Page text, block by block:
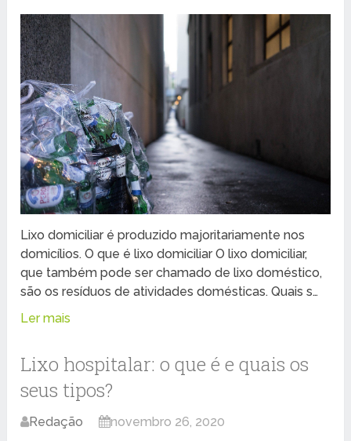
Lixo domiciliar é produzido majoritariamente nos
domicílios. O que é lixo domiciliar O lixo domiciliar,
que também pode ser chamado de lixo doméstico,
são os resíduos de atividades domésticas. Quais s…
Ler mais
Lixo hospitalar: o que é e quais os
seus tipos?
Redação novembro 26, 2020